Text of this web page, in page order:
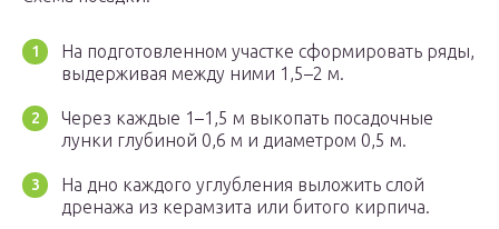
На подготовленном участке сформировать ряды,
выдерживая между ними 1,5–2 м.
Через каждые 1–1,5 м выкопать посадочные
лунки глубиной 0,6 м и диаметром 0,5 м.
На дно каждого углубления выложить слой
дренажа из керамзита или битого кирпича.